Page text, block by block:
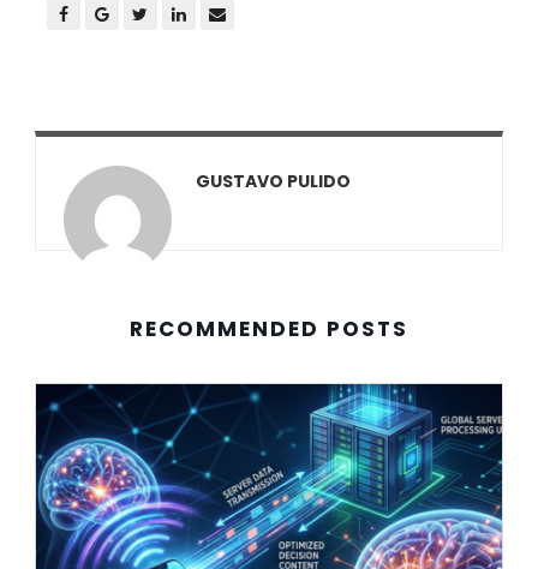
GUSTAVO PULIDO
RECOMMENDED POSTS